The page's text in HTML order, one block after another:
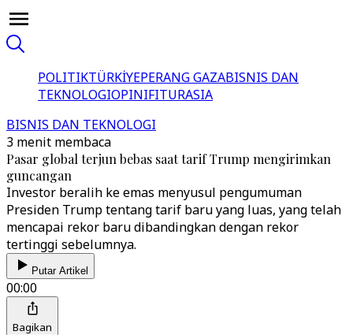
POLITIKTÜRKİYEPERANG GAZABISNIS DAN
TEKNOLOGIOPINIFITURASIA
BISNIS DAN TEKNOLOGI
3 menit membaca
Pasar global terjun bebas saat tarif Trump mengirimkan
guncangan
Investor beralih ke emas menyusul pengumuman
Presiden Trump tentang tarif baru yang luas, yang telah
mencapai rekor baru dibandingkan dengan rekor
tertinggi sebelumnya.
Putar Artikel
00:00
Bagikan